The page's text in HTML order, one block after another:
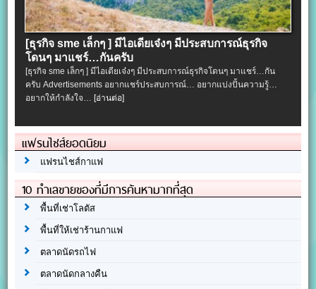
[ธุรกิจ sme เล็กๆ ] มีไอเดียเจ๋งๆ มีประสบการณ์ธุรกิจ
โดนๆ มาแชร์…กันครับ
[ธุรกิจ sme เล็กๆ ] มีไอเดียเจ๋งๆ มีประสบการณ์ธุรกิจโดนๆ มาแชร์…กัน
ครับ Advertisements อยากแชร์ประสบการณ์… อยากแบ่งปั้นความรู้…
อยากให้กำลังใจ… [อ่านต่อ]
แฟรนไชส์ยอดนิยม
แฟรนไชส์กาแฟ
10 ทำเลขายของที่มีการค้นหามากที่สุด
พื้นที่เช่าโลตัส
พื้นที่ให้เช่าร้านกาแฟ
ตลาดนัดรถไฟ
ตลาดนัดกลางคืน